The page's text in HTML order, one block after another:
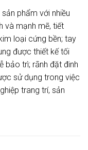
phẩm với nhiều
và mạnh mẽ, tiết
loại cứng bền; tay
được thiết kế tối
bảo trì; rãnh đặt đinh
sử dụng trong việc
trang trí, sản